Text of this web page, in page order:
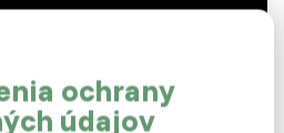
ochrany
údajov